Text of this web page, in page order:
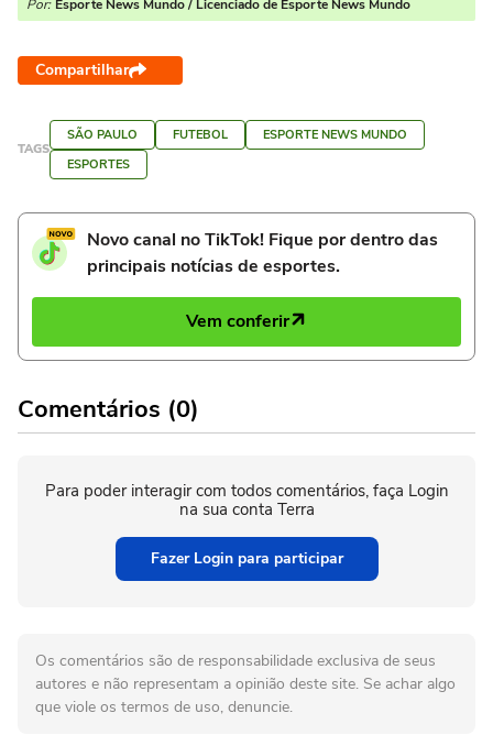
Por: Esporte News Mundo / Licenciado de Esporte News Mundo
Compartilhar
TAGS
SÃO PAULO FUTEBOL
ESPORTE NEWS MUNDO
ESPORTES
Novo canal no TikTok! Fique por dentro das
principais notícias de esportes.
Vem conferir
Comentários (0)
Para poder interagir com todos comentários, faça Login
na sua conta Terra
Fazer Login para participar
Os comentários são de responsabilidade exclusiva de seus
autores e não representam a opinião deste site. Se achar algo
que viole os termos de uso, denuncie.